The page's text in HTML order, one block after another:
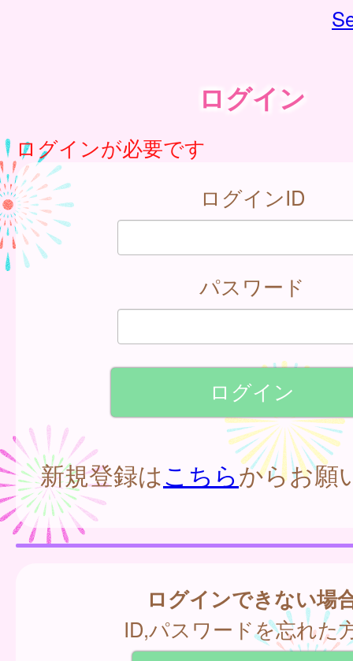
ログイン
ログインが必要です
ログインID
パスワード
新規登録はこちらからお願
ログインできない場
ID,パスワードを忘れた